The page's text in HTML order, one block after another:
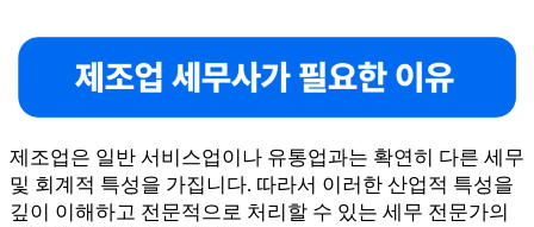
제조업은 일반 서비스업이나 유통업과는 확연히 다른 세무
및 회계적 특성을 가집니다. 따라서 이러한 산업적 특성을
깊이 이해하고 전문적으로 처리할 수 있는 세무 전문가의